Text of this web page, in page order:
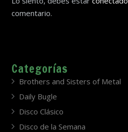
comentario.
Categorías
Brothers and Sisters of Metal
Daily Bugle
Disco Clásico
Disco de la Semana